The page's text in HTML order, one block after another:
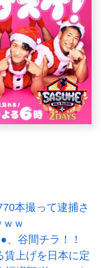
本撮って逮捕さ
ｗ
谷間チラ！！
賃上げを日本に定